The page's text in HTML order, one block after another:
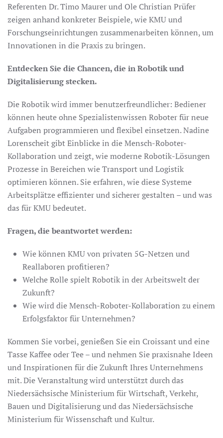
Referenten Dr. Timo Maurer und Ole Christian Prüfer
zeigen anhand konkreter Beispiele, wie KMU und
Forschungseinrichtungen zusammenarbeiten können, um
Innovationen in die Praxis zu bringen.
Entdecken Sie die Chancen, die in Robotik und
Digitalisierung stecken.
Die Robotik wird immer benutzerfreundlicher: Bediener
können heute ohne Spezialistenwissen Roboter für neue
Aufgaben programmieren und flexibel einsetzen. Nadine
Lorenscheit gibt Einblicke in die Mensch-Roboter-
Kollaboration und zeigt, wie moderne Robotik-Lösungen
Prozesse in Bereichen wie Transport und Logistik
optimieren können. Sie erfahren, wie diese Systeme
Arbeitsplätze effizienter und sicherer gestalten – und was
das für KMU bedeutet.
Fragen, die beantwortet werden:
Wie können KMU von privaten 5G-Netzen und
Reallaboren profitieren?
Welche Rolle spielt Robotik in der Arbeitswelt der
Zukunft?
Wie wird die Mensch-Roboter-Kollaboration zu einem
Erfolgsfaktor für Unternehmen?
Kommen Sie vorbei, genießen Sie ein Croissant und eine
Tasse Kaffee oder Tee – und nehmen Sie praxisnahe Ideen
und Inspirationen für die Zukunft Ihres Unternehmens
mit. Die Veranstaltung wird unterstützt durch das
Niedersächsische Ministerium für Wirtschaft, Verkehr,
Bauen und Digitalisierung und das Niedersächsische
Ministerium für Wissenschaft und Kultur.